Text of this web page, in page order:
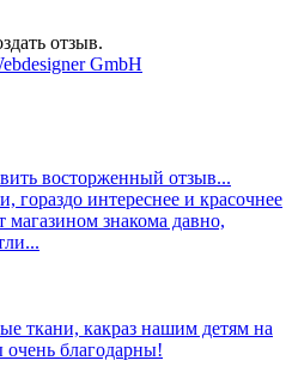
отзыв.
GmbH
восторженный отзыв...
гораздо интереснее и красочнее
магазином знакома давно,
ткани, какраз нашим детям на
благодарны!